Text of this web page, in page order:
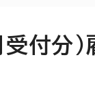
付分）